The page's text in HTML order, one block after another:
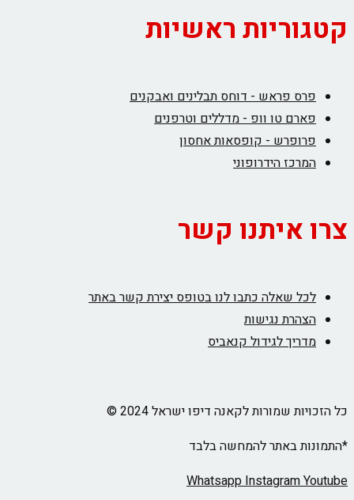
קטגוריות ראשיות
פרס פראש - דוחס תבלינים ואבקנים
פארם טו וופ - מדללים וטרפנים
פרופרש - קופסאות אחסון
המרכז הידרופוני
צרו איתנו קשר
לכל שאלה כתבו לנו בטופס יצירת קשר באתר
הצהרת נגישות
מדריך לגידול קנאביס
כל הזכויות שמורות לקאנה דיפו ישראל 2024 ©
*התמונות באתר להמחשה בלבד
Whatsapp InstagramYoutube